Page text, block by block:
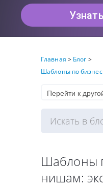
Главная > Блог >
Шаблоны по
Шаблоны
нишам: